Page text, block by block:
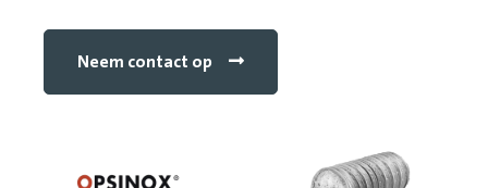
o
o
Neem contact op